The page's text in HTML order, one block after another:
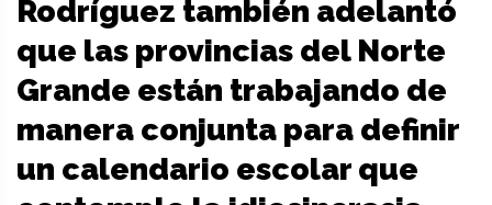
Rodríguez también adelantó
que las provincias del Norte
Grande están trabajando de
manera conjunta para definir
un calendario escolar que